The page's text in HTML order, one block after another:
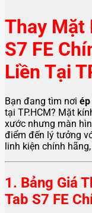
Thay Mặt
S7 FE
Liền Tại
Bạn đang tìm nơi ép
tại TP.HCM? Mặt
xước nhưng màn
điểm đến lý tưởng
linh kiện chính
1. Bảng Giá
Tab S7 FE